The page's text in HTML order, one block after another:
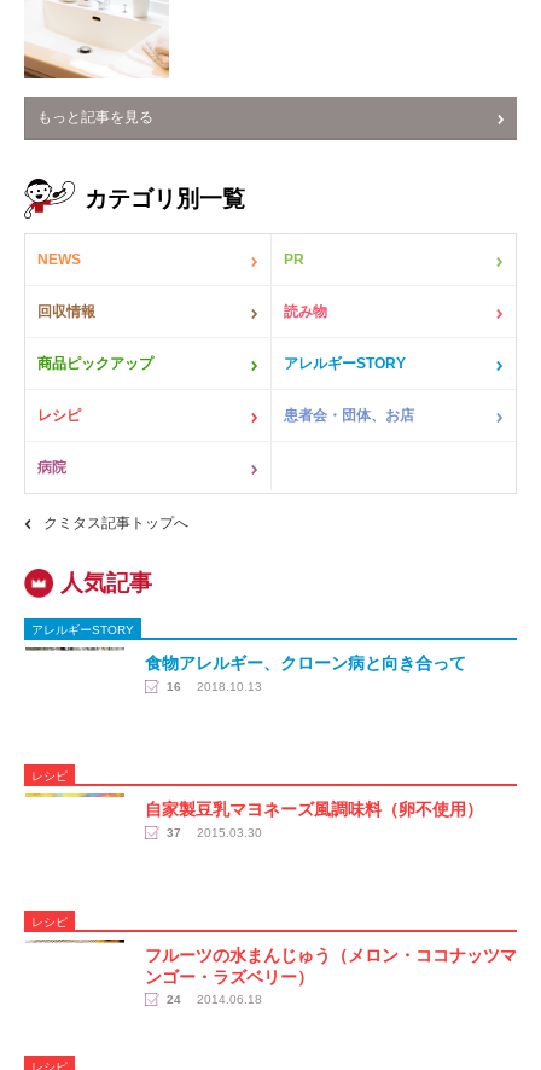
もっと記事を見る
カテゴリ別一覧
NEWS PR
回収情報 読み物
商品ピックアップ アレルギーSTORY
レシピ 患者会・団体、お店
病院
クミタス記事トップへ
アレルギーSTORY
食物アレルギー、クローン病と向き合って
16 2018.10.13
レシピ
自家製豆乳マヨネーズ風調味料（卵不使用）
37 2015.03.30
レシピ
フルーツの水まんじゅう（メロン・ココナッツマ
ンゴー・ラズベリー）
24 2014.06.18